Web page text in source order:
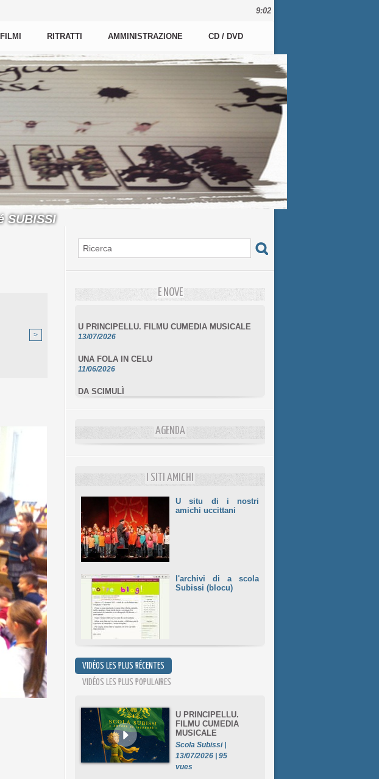
9:02
FILMI RITRATTI AMMINISTRAZIONE CD / DVD
SUBISSI
>
E NOVE
13/07/2026
11/06/2026
10/06/2026
L'ESSENZIALE CHÌ GHJÈ
E STELLE DI BASTIA
AGENDA
I SITI AMICHI
U situ di i nostri
amichi uccittani
l'archivi di a scola
Subissi (blocu)
VIDÉOS LES PLUS RÉCENTES
VIDÉOS LES PLUS POPULAIRES
U PRINCIPELLU.
FILMU CUMEDIA
MUSICALE
Scola Subissi |
13/07/2026 | 95
vues